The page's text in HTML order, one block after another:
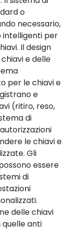
o
necessario,
intelligenti per
Il design
e delle
per le chiavi e
e
(ritiro, reso,
di
le chiavi e
Gli
essere
di
delle chiavi
anti